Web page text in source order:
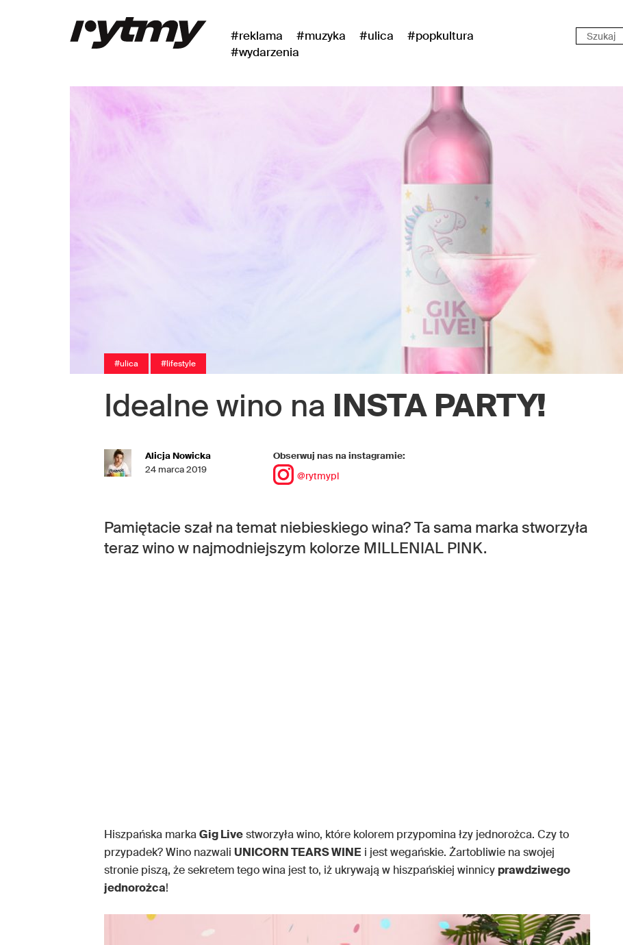
#reklama #muzyka #ulica
#popkultura
#wydarzenia
#ulica #lifestyle
Idealne wino na INSTA PARTY!
Alicja Nowicka
24 marca 2019
Obserwuj nas na instagramie:
@rytmypl
Pamiętacie szał na temat niebieskiego wina? Ta sama marka stworzyła
teraz wino w najmodniejszym kolorze MILLENIAL PINK.
Hiszpańska markaGig Livestworzyła wino, które kolorem przypomina łzy jednorożca. Czy to
przypadek? Wino nazwali UNICORN TEARS WINE i jest wegańskie. Żartobliwie na swojej
stronie piszą, że sekretem tego wina jest to, iż ukrywają w hiszpańskiej winnicy prawdziwego
jednorożca!